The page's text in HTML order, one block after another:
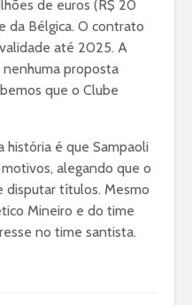
de euros (R$ 20
da Bélgica. O contrato
até 2025. A
proposta
que o Clube
é que Sampaoli
alegando que o
disputar títulos. Mesmo
Mineiro e do time
no time santista.